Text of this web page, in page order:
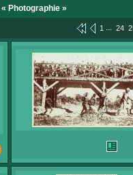
« Photographie »
1 ... 24